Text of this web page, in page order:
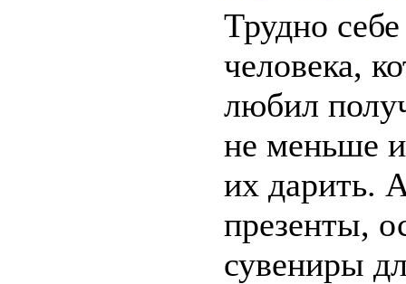
Трудно
человека,
любил
не меньше
их дарить.
презенты,
сувениры